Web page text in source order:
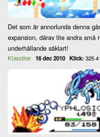
Det som är annorlunda denna
expansion, därav lite andra små
underhållande såklart!
Klassiker 16 dec 2010 Klick: 325